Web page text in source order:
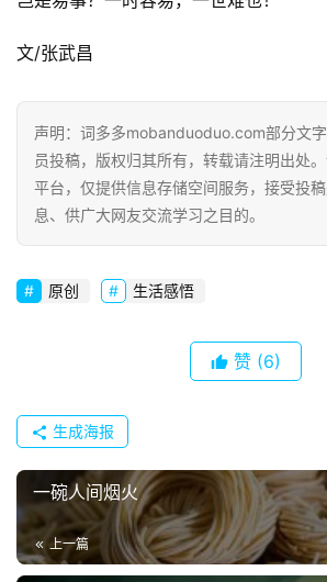
文/张武昌
声明：词多多mobanduoduo.com部分文
员投稿，版权归其所有，转载请注明出处
平台，仅提供信息存储空间服务，接受投
息、供广大网友交流学习之目的。
原创 生活感悟
赞 (6)
生成海报
一碗人间烟火
上一篇